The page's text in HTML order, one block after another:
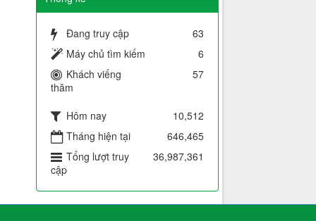
Đang truy cập
63
Máy chủ tìm kiếm
6
Khách viếng
thăm
57
Hôm nay
10,512
Tháng hiện tại
646,465
Tổng lượt truy
cập
36,987,361